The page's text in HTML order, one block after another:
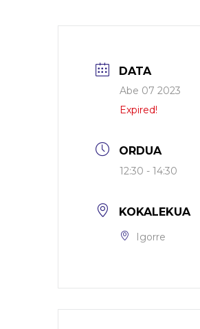
DATA
Abe 07 2023
Expired!
ORDUA
12:30 - 14:30
KOKALEKUA
Igorre